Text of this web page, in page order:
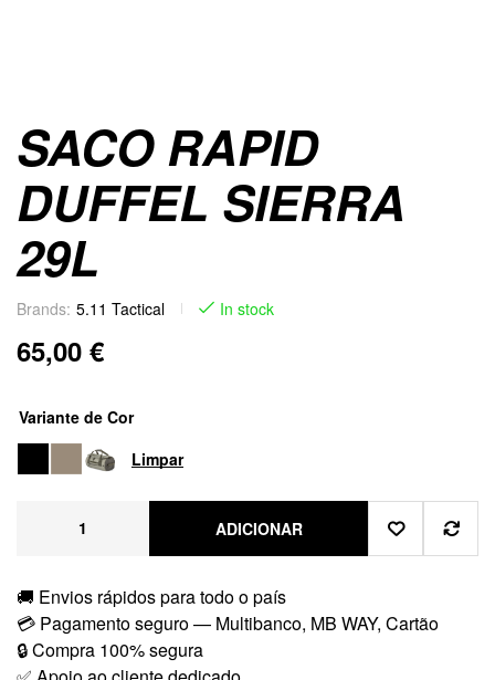
SACO RAPID
DUFFEL SIERRA
29L
Brands: 5.11 Tactical In stock
65,00 €
Variante de Cor
Limpar
ADICIONAR
🚚 Envios rápidos para todo o país
💳 Pagamento seguro — Multibanco, MB WAY, Cartão
🔒 Compra 100% segura